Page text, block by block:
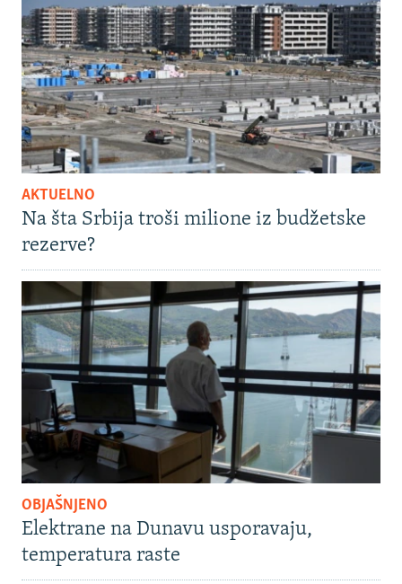
AKTUELNO
Na šta Srbija troši milione iz budžetske
rezerve?
OBJAŠNJENO
Elektrane na Dunavu usporavaju,
temperatura raste